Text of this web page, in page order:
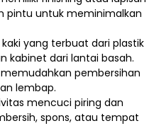
pintu untuk meminimalkan
yang terbuat dari plastik
kabinet dari lantai basah.
pembersihan
lembap.
mencuci piring dan
spons, atau tempat